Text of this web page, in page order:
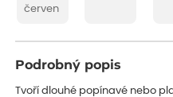
červen
Podrobný popis
Tvoří dlouhé popínavé nebo